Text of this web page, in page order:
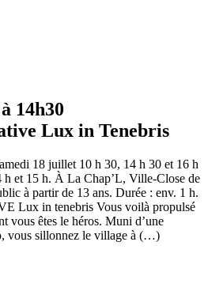
14h30
Lux in Tenebris
18 juillet 10 h 30, 14 h 30 et 16 h
et 15 h. À La Chap’L, Ville-Close de
à partir de 13 ans. Durée : env. 1 h.
Lux in tenebris Vous voilà propulsé
vous êtes le héros. Muni d’une
vous sillonnez le village à (…)